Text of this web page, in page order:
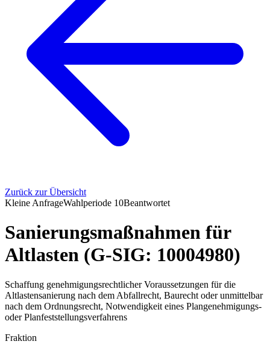
Zurück zur Übersicht
Kleine AnfrageWahlperiode 10Beantwortet
Sanierungsmaßnahmen für
Altlasten (G-SIG: 10004980)
Schaffung genehmigungsrechtlicher Voraussetzungen für die
Altlastensanierung nach dem Abfallrecht, Baurecht oder unmittelbar
nach dem Ordnungsrecht, Notwendigkeit eines Plangenehmigungs-
oder Planfeststellungsverfahrens
Fraktion